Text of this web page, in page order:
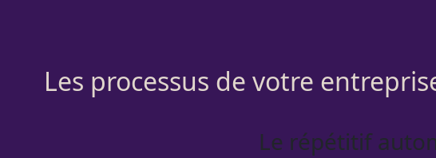
Les processus de votre
Le répétitif